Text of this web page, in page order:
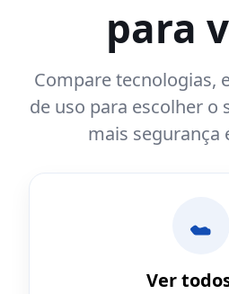
para
Compare tecnologias,
de uso para escolher o
mais segurança
Ver